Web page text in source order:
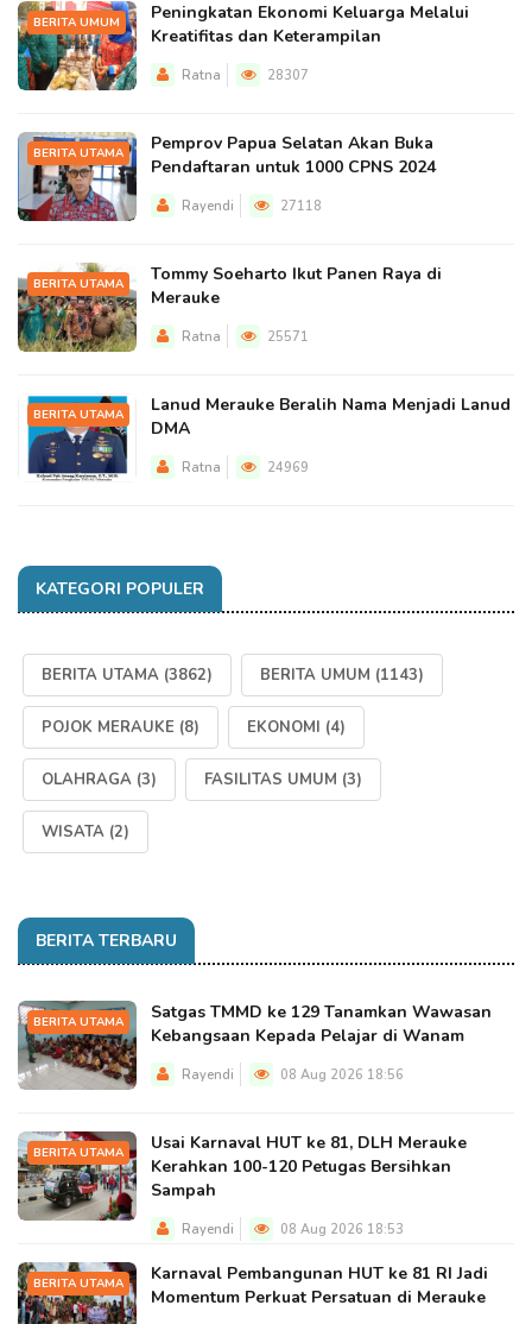
BERITA UMUM
Peningkatan Ekonomi Keluarga Melalui
Kreatifitas dan Keterampilan
Ratna 28307
BERITA UTAMA
Pemprov Papua Selatan Akan Buka
Pendaftaran untuk 1000 CPNS 2024
Rayendi 27118
BERITA UTAMA
Tommy Soeharto Ikut Panen Raya di
Merauke
Ratna 25571
BERITA UTAMA
Lanud Merauke Beralih Nama Menjadi Lanud
DMA
Ratna 24969
KATEGORI POPULER
BERITA UTAMA (3862) BERITA UMUM (1143)
POJOK MERAUKE (8) EKONOMI (4)
OLAHRAGA (3) FASILITAS UMUM (3)
WISATA (2)
BERITA TERBARU
BERITA UTAMA
Satgas TMMD ke 129 Tanamkan Wawasan
Kebangsaan Kepada Pelajar di Wanam
Rayendi 08 Aug 2026 18:56
BERITA UTAMA
Usai Karnaval HUT ke 81, DLH Merauke
Kerahkan 100-120 Petugas Bersihkan
Sampah
Rayendi 08 Aug 2026 18:53
BERITA UTAMA
Karnaval Pembangunan HUT ke 81 RI Jadi
Momentum Perkuat Persatuan di Merauke